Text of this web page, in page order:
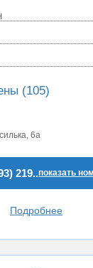
(105)
6а
219..показать
Подробнее